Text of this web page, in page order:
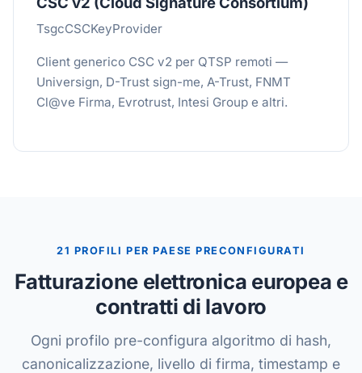
TsgcCSCKeyProvider
Client generico CSC v2 per QTSP remoti —
Universign, D-Trust sign-me, A-Trust, FNMT
Cl@ve Firma, Evrotrust, Intesi Group e altri.
21 PROFILI PER PAESE PRECONFIGURATI
Fatturazione elettronica europea e
contratti di lavoro
Ogni profilo pre-configura algoritmo di hash,
canonicalizzazione, livello di firma, timestamp e